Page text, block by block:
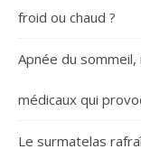
froid ou chaud ?
Apnée du
médicaux qui
Le surmatelas